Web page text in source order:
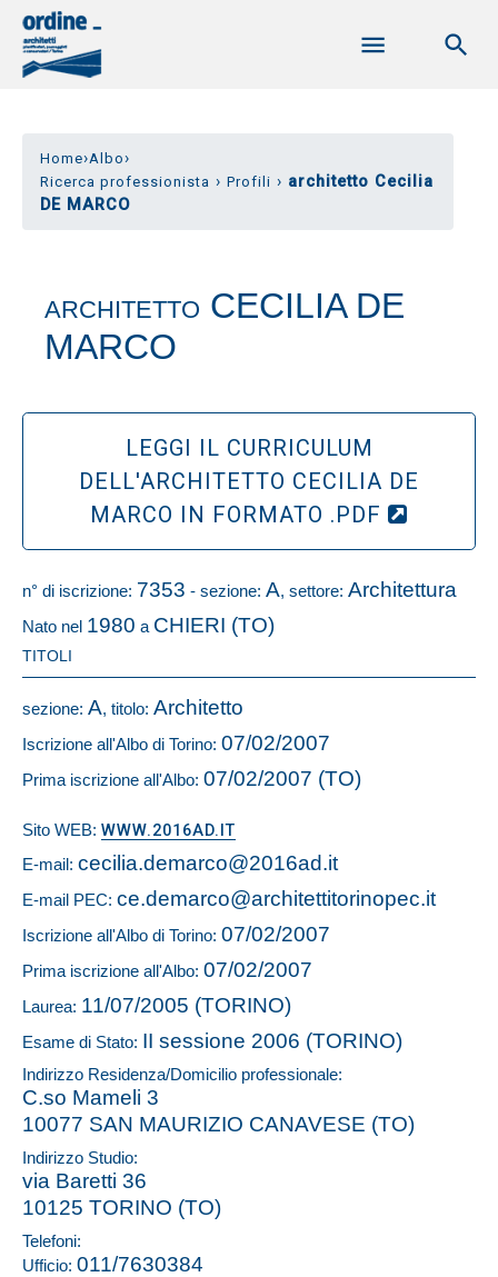
Home›Albo›
Ricerca professionista › Profili › architetto Cecilia
DE MARCO
ARCHITETTO CECILIA DE
MARCO
LEGGI IL CURRICULUM
DELL'ARCHITETTO CECILIA DE
MARCO IN FORMATO .PDF
n° di iscrizione: 7353 - sezione: A, settore: Architettura
Nato nel 1980 a CHIERI (TO)
TITOLI
sezione: A, titolo: Architetto
Iscrizione all'Albo di Torino: 07/02/2007
Prima iscrizione all'Albo: 07/02/2007 (TO)
Sito WEB: WWW.2016AD.IT
E-mail: cecilia.demarco@2016ad.it
E-mail PEC: ce.demarco@architettitorinopec.it
Iscrizione all'Albo di Torino: 07/02/2007
Prima iscrizione all'Albo: 07/02/2007
Laurea: 11/07/2005 (TORINO)
Esame di Stato: II sessione 2006 (TORINO)
Indirizzo Residenza/Domicilio professionale:
C.so Mameli 3
10077 SAN MAURIZIO CANAVESE (TO)
Indirizzo Studio:
via Baretti 36
10125 TORINO (TO)
Telefoni:
Ufficio: 011/7630384